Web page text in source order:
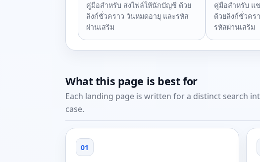
คู่มือสำหรับ ส่งไฟล์ให้นักบัญชี ด้วย
ลิงก์ชั่วคราว วันหมดอายุ และรหัส
ผ่านเสริม
คู่มือสำหรับ แ
ด้วยลิงก์ชั่วคร
รหัสผ่านเสริม
What this page is best for
Each landing page is written for a distinct search
case.
01